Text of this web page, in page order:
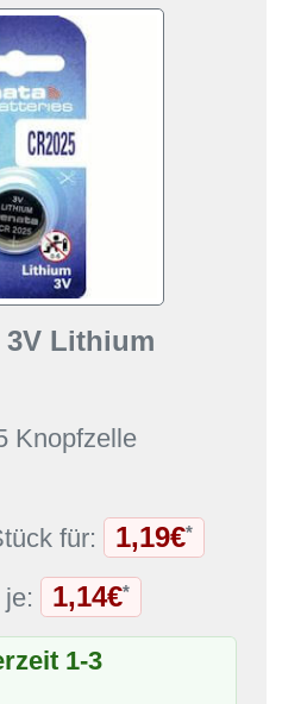
3V Lithium
Knopfzelle
für: 1,19€*
1,14€*
1-3